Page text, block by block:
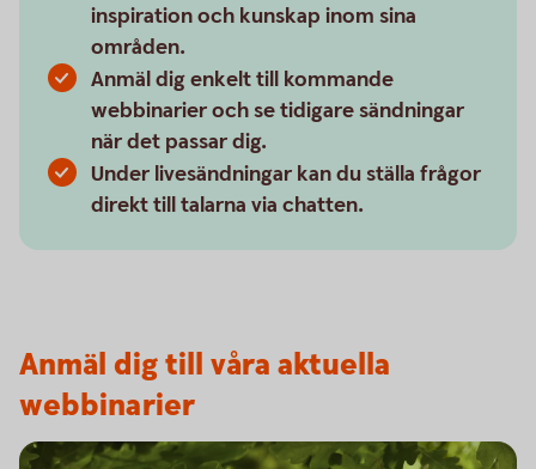
inspiration och kunskap inom sina
områden.
Anmäl dig enkelt till kommande
webbinarier och se tidigare sändningar
när det passar dig.
Under livesändningar kan du ställa frågor
direkt till talarna via chatten.
Anmäl dig till våra aktuella
webbinarier